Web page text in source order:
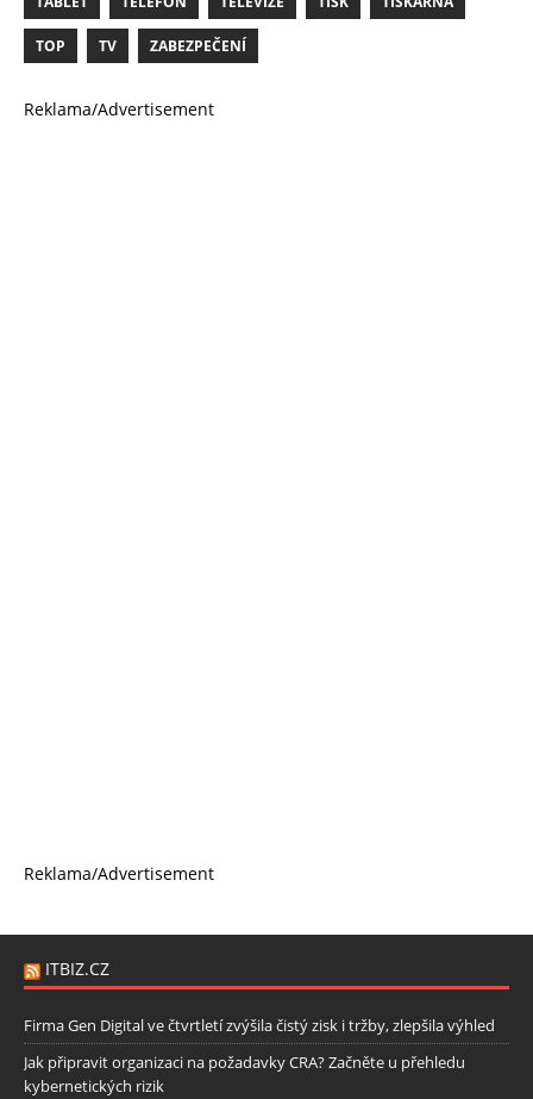
TOP TV ZABEZPEČENÍ
Reklama/Advertisement
Reklama/Advertisement
ITBIZ.CZ
Firma Gen Digital ve čtvrtletí zvýšila čistý zisk i tržby, zlepšila výhled
Jak připravit organizaci na požadavky CRA? Začněte u přehledu
kybernetických rizik